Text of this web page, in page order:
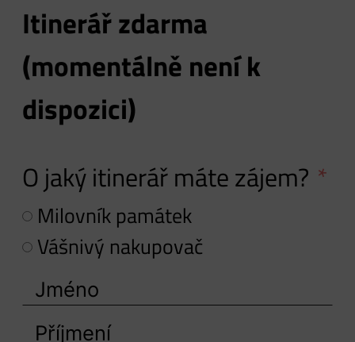
Itinerář zdarma
(momentálně není k
dispozici)
O jaký itinerář máte zájem?
Milovník památek
Vášnivý nakupovač